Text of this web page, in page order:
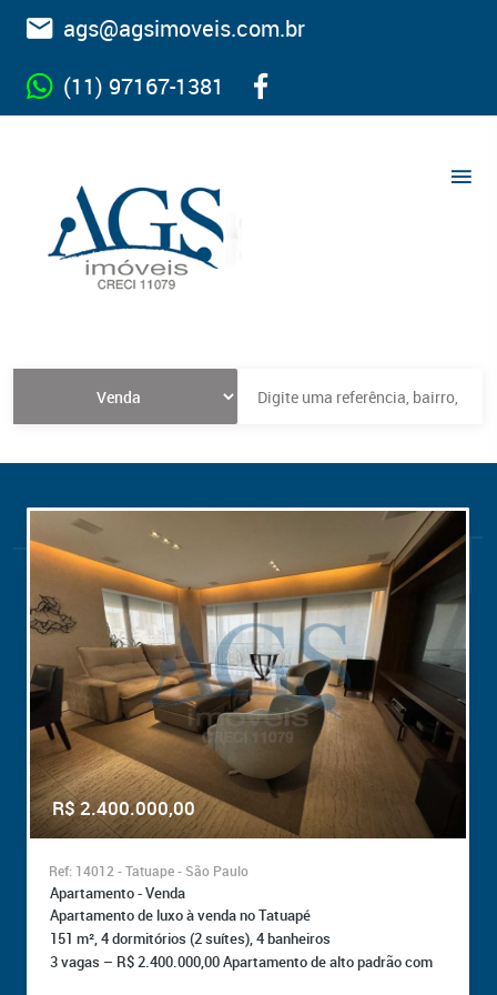
ags@agsimoveis.com.br
(11) 97167-1381
Selecione
Localização
Selecione
Valores
R$ 0,00 R$ 3.500.000,00 +
Área Útil
Área Total
0 m² 10.000 m² +
R$ 2.400.000,00
Ref: 14012 - Tatuape - São Paulo
Apartamento - Venda
Apartamento de luxo à venda no Tatuapé
151 m², 4 dormitórios (2 suítes), 4 banheiros
3 vagas – R$ 2.400.000,00 Apartamento de alto padrão com